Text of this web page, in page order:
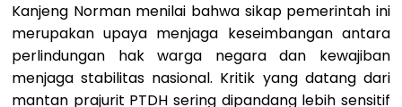
Kanjeng Norman menilai bahwa sikap pemerintah ini
merupakan upaya menjaga keseimbangan antara
perlindungan hak warga negara dan kewajiban
menjaga stabilitas nasional. Kritik yang datang dari
mantan prajurit PTDH sering dipandang lebih sensitif